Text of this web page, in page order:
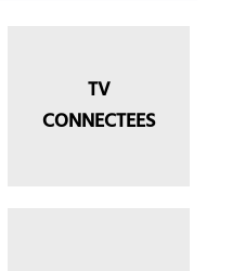
TV
CONNECTEES